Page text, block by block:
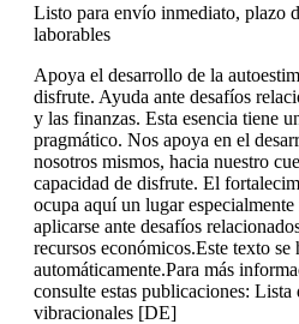
Listo para envío inmediato, plazo
laborables
Apoya el desarrollo de la
disfrute. Ayuda ante desafíos
y las finanzas. Esta esencia tiene
pragmático. Nos apoya en el
nosotros mismos, hacia nuestro
capacidad de disfrute. El
ocupa aquí un lugar
aplicarse ante desafíos
recursos económicos.Este texto se
automáticamente.Para más
consulte estas publicaciones: Lista
vibracionales [DE]